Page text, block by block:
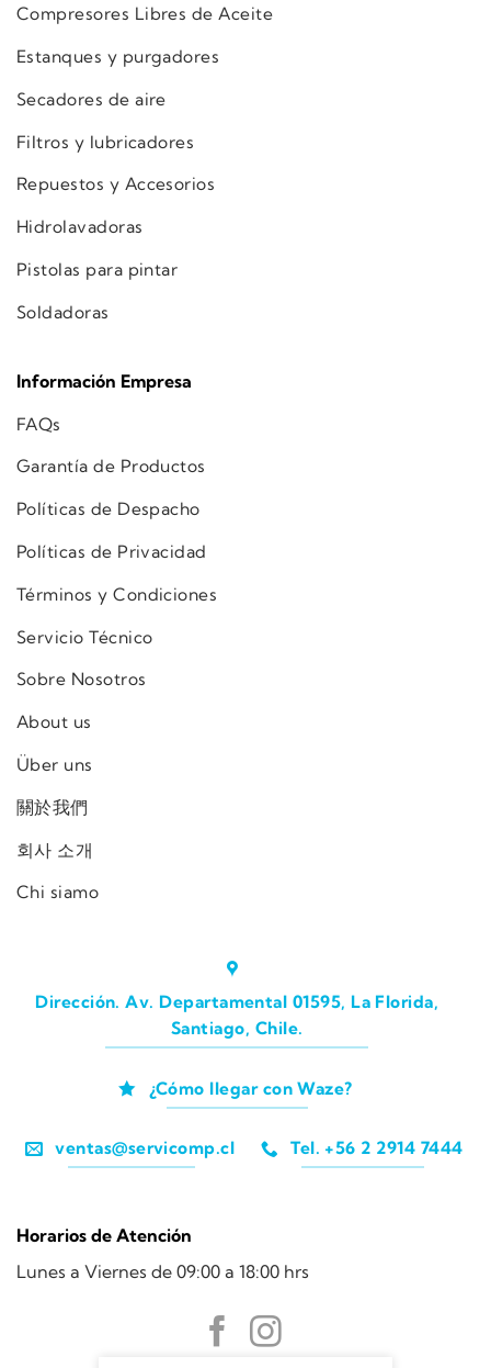
Compresores Libres de Aceite
Estanques y purgadores
Secadores de aire
Filtros y lubricadores
Repuestos y Accesorios
Hidrolavadoras
Pistolas para pintar
Soldadoras
Información Empresa
FAQs
Garantía de Productos
Políticas de Despacho
Políticas de Privacidad
Términos y Condiciones
Servicio Técnico
Sobre Nosotros
About us
Über uns
關於我們
회사 소개
Chi siamo
Dirección. Av. Departamental 01595, La Florida,
Santiago, Chile.
¿Cómo llegar con Waze?
ventas@servicomp.cl Tel. +56 2 2914 7444
Horarios de Atención
Lunes a Viernes de 09:00 a 18:00 hrs